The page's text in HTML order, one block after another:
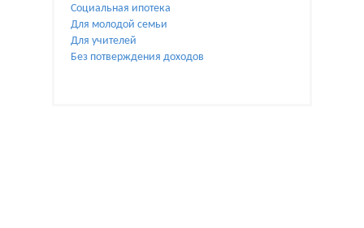
Социальная ипотека
Для молодой семьи
Для учителей
Без потверждения доходов